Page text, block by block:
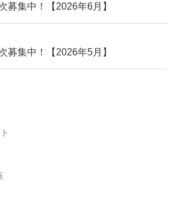
募集中！【2026年6月】
募集中！【2026年5月】